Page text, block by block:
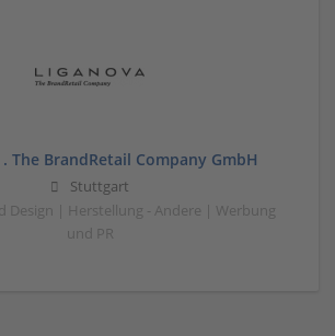
. The BrandRetail Company GmbH
Stuttgart
Design | Herstellung - Andere | Werbung
und PR